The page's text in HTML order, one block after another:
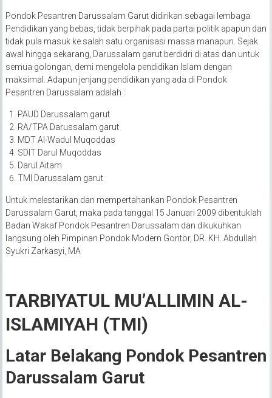
Pondok Pesantren Darussalam Garut didirikan sebagai lembaga
Pendidikan yang bebas, tidak berpihak pada partai politik apapun dan
tidak pula masuk ke salah satu organisasi massa manapun. Sejak
awal hingga sekarang, Darussalam garut berdidri di atas dan untuk
semua golongan, demi mengelola pendidikan Islam dengan
maksimal. Adapun jenjang pendidikan yang ada di Pondok
Pesantren Darussalam adalah :
PAUD Darussalam garut
RA/TPA Darussalam garut
MDT Al-Wadul Muqoddas
SDIT Darul Muqoddas
Darul Aitam
TMI Darussalam garut
Untuk melestarikan dan mempertahankan Pondok Pesantren
Darussalam Garut, maka pada tanggal 15 Januari 2009 dibentuklah
Badan Wakaf Pondok Pesantren Darussalam dan dikukuhkan
langsung oleh Pimpinan Pondok Modern Gontor, DR. KH. Abdullah
Syukri Zarkasyi, MA
TARBIYATUL MU’ALLIMIN AL-
ISLAMIYAH (TMI)
Latar Belakang Pondok Pesantren
Darussalam Garut